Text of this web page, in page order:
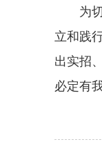
为
立和践
出实招
必定有